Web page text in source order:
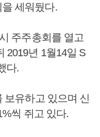
세워뒀다.
주주총회를 열고
2019년 1월14일 S
다.
보유하고 있으며 신
씩 쥐고 있다.